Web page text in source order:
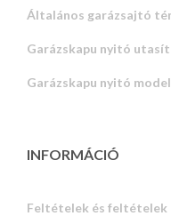
Általános garázsajtó
Garázskapu nyitó
Garázskapu nyitó
INFORMÁCIÓ
Feltételek és feltételek